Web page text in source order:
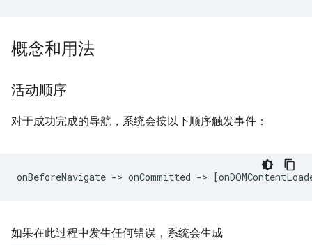
概念和用法
活动顺序
对于成功完成的导航，系统会按以下顺序触发事件：
如果在此过程中发生任何错误，系统会生成